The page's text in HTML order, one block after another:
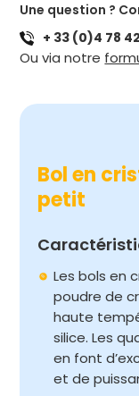
-
PETIT
Une question ?
+ 33 (0)4 78
Ou via notre
Bol en
petit
Les bols en
poudre de
haute
silice. Les
en font
et de